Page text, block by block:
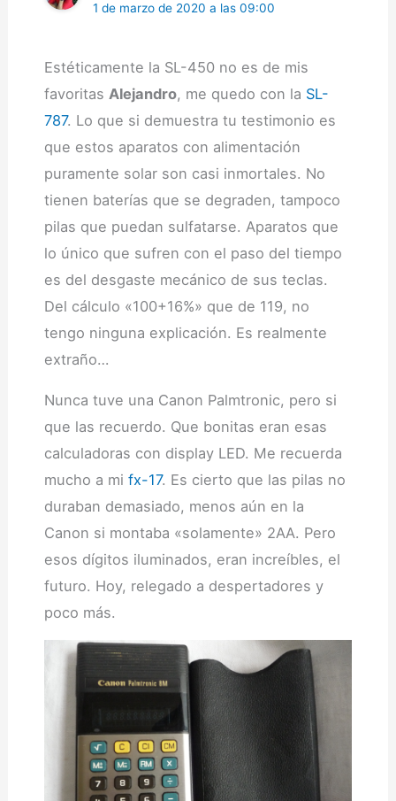
1 de marzo de 2020 a las 09:00
Estéticamente la SL-450 no es de mis
favoritas Alejandro, me quedo con la SL-
787. Lo que si demuestra tu testimonio es
que estos aparatos con alimentación
puramente solar son casi inmortales. No
tienen baterías que se degraden, tampoco
pilas que puedan sulfatarse. Aparatos que
lo único que sufren con el paso del tiempo
es del desgaste mecánico de sus teclas.
Del cálculo «100+16%» que de 119, no
tengo ninguna explicación. Es realmente
extraño…
Nunca tuve una Canon Palmtronic, pero si
que las recuerdo. Que bonitas eran esas
calculadoras con display LED. Me recuerda
mucho a mi fx-17. Es cierto que las pilas no
duraban demasiado, menos aún en la
Canon si montaba «solamente» 2AA. Pero
esos dígitos iluminados, eran increíbles, el
futuro. Hoy, relegado a despertadores y
poco más.